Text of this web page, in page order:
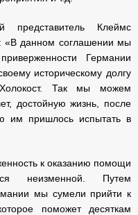
представитель Клеймс
«В данном соглашении мы
Германии
историческому долгу
Так мы можем
достойную жизнь, после
им пришлось испытать в
к оказанию помощи
неизменной. Путем
мы сумели прийти к
поможет десяткам